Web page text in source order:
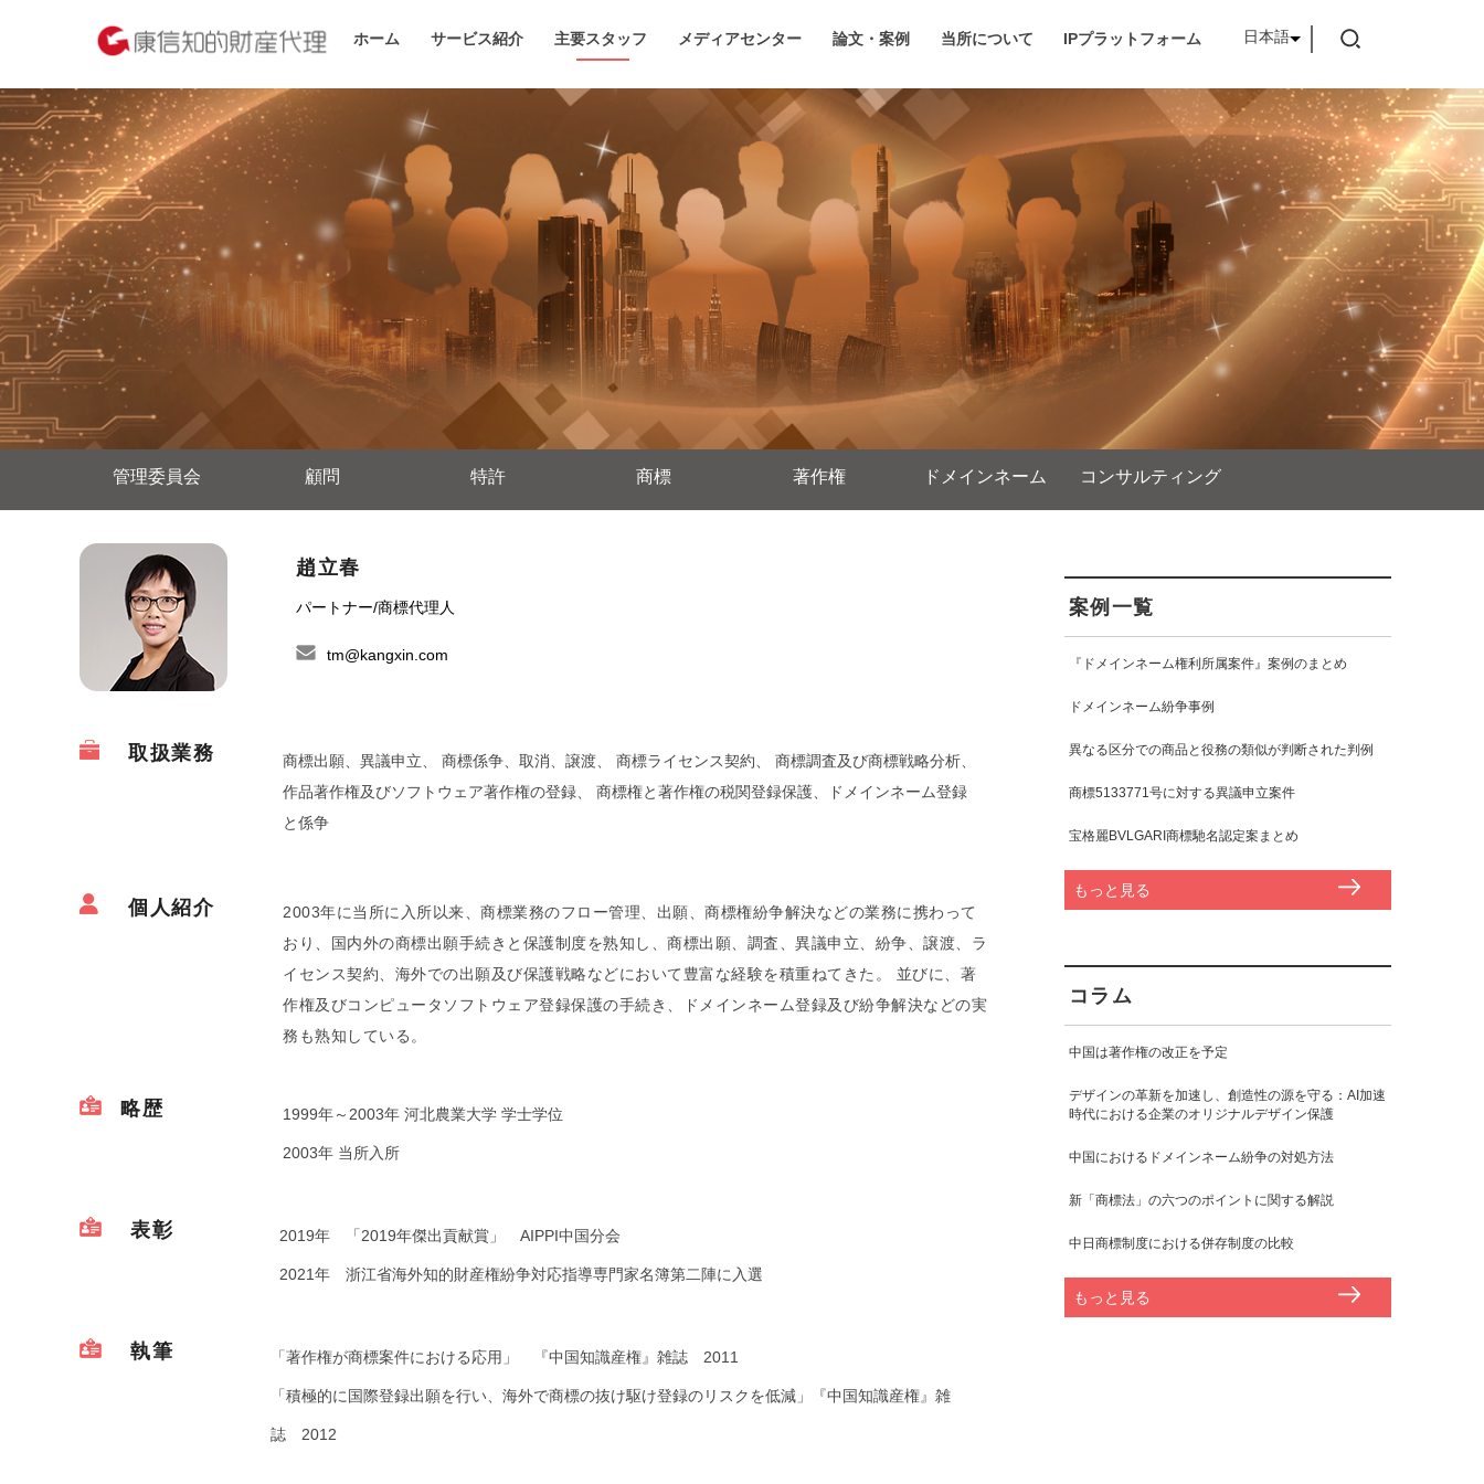
ホーム サービス紹介 主要スタッフ メディアセンター 論文・案例 当所について IPプラットフォーム 日本語
管理委員会 顧問 特許 商標 著作権 ドメインネーム コンサルティング
趙立春
パートナー/商標代理人
tm@kangxin.com
取扱業務
商標出願、異議申立、 商標係争、取消、譲渡、 商標ライセンス契約、 商標調査及び商標戦略分析、
作品著作権及びソフトウェア著作権の登録、 商標権と著作権の税関登録保護、ドメインネーム登録
と係争
個人紹介
2003年に当所に入所以来、商標業務のフロー管理、出願、商標権紛争解決などの業務に携わって
おり、国内外の商標出願手続きと保護制度を熟知し、商標出願、調査、異議申立、紛争、譲渡、ラ
イセンス契約、海外での出願及び保護戦略などにおいて豊富な経験を積重ねてきた。 並びに、著
作権及びコンピュータソフトウェア登録保護の手続き、ドメインネーム登録及び紛争解決などの実
務も熟知している。
略歴 1999年～2003年 河北農業大学 学士学位
2003年 当所入所
表彰 2019年 「2019年傑出貢献賞」 AIPPI中国分会
2021年 浙江省海外知的財産権紛争対応指導専門家名簿第二陣に入選
執筆 「著作権が商標案件における応用」 『中国知識産権』雑誌 2011
「積極的に国際登録出願を行い、海外で商標の抜け駆け登録のリスクを低減」『中国知識産権』雑
誌 2012
案例一覧
『ドメインネーム権利所属案件』案例のまとめ
ドメインネーム紛争事例
異なる区分での商品と役務の類似が判断された判例
商標5133771号に対する異議申立案件
宝格麗BVLGARI商標馳名認定案まとめ
もっと見る
コラム
中国は著作権の改正を予定
デザインの革新を加速し、創造性の源を守る：AI加速
時代における企業のオリジナルデザイン保護
中国におけるドメインネーム紛争の対処方法
新「商標法」の六つのポイントに関する解説
中日商標制度における併存制度の比較
もっと見る